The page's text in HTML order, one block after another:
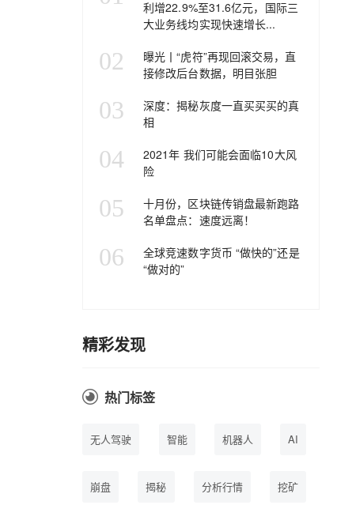
利增22.9%至31.6亿元，国际三
大业务线均实现快速增长...
02
曝光丨“虎符”再现回滚交易，直
接修改后台数据，明目张胆
03
深度：揭秘灰度一直买买买的真
相
04
2021年 我们可能会面临10大风
险
05
十月份，区块链传销盘最新跑路
名单盘点：速度远离！
06
全球竞速数字货币 “做快的”还是
“做对的”
精彩发现
热门标签
无人驾驶 智能 机器人 AI
崩盘 揭秘 分析行情 挖矿